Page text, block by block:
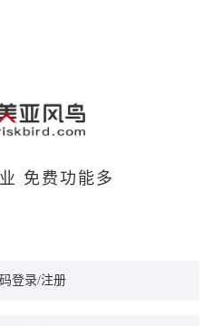
免费功能多
登录/注册